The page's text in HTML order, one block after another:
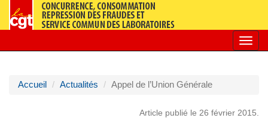
Accueil Actualités Appel de l’Union Générale
Article publié le 26 février 2015.